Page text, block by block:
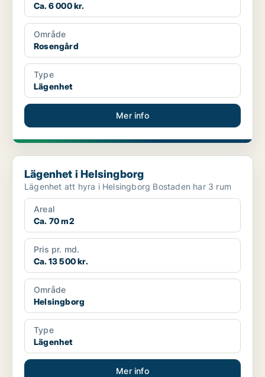
Ca. 6 000 kr.
Område
Rosengård
Type
Lägenhet
Mer info
Lägenhet i Helsingborg
Lägenhet i Helsingborg
Lägenhet att hyra i Helsingborg Bostaden har 3 rum
Areal
Ca. 70 m2
Pris pr. md.
Ca. 13 500 kr.
Område
Helsingborg
Type
Lägenhet
Mer info